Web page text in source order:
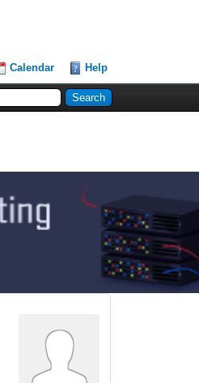
Calendar Help